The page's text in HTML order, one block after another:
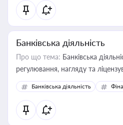
Банківська діяльність
Про що тема: Банківська
регулювання, нагляду та
Банківська діяльність